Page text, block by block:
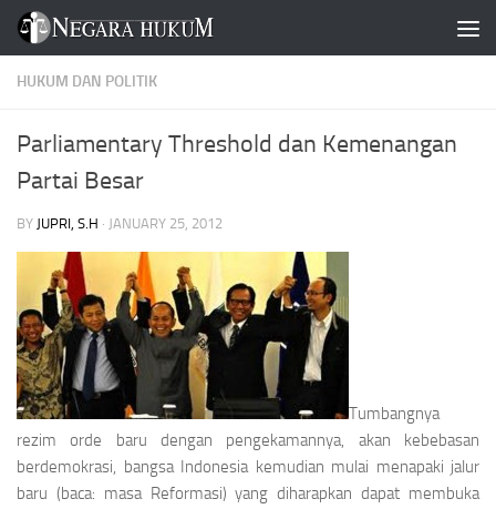
Skip to content
HUKUM DAN POLITIK
Parliamentary Threshold dan Kemenangan
Partai Besar
BY JUPRI, S.H · JANUARY 25, 2012
Tumbangnya
rezim orde baru dengan pengekamannya, akan kebebasan
berdemokrasi, bangsa Indonesia kemudian mulai menapaki jalur
baru (baca: masa Reformasi) yang diharapkan dapat membuka